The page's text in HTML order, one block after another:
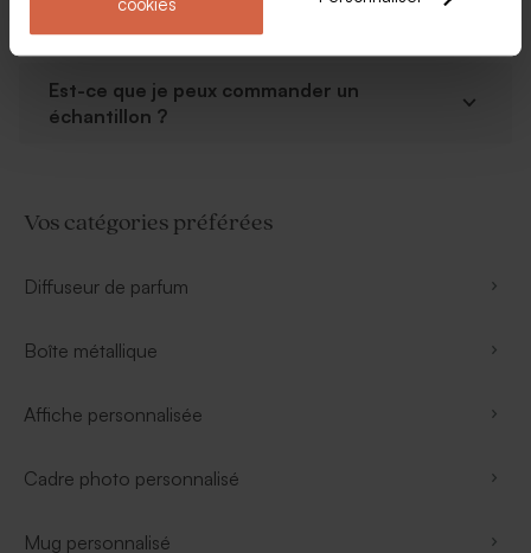
Est-ce que je peux commander un
échantillon ?
Vos catégories préférées
Diffuseur de parfum
Boîte métallique
Affiche personnalisée
Cadre photo personnalisé
Mug personnalisé